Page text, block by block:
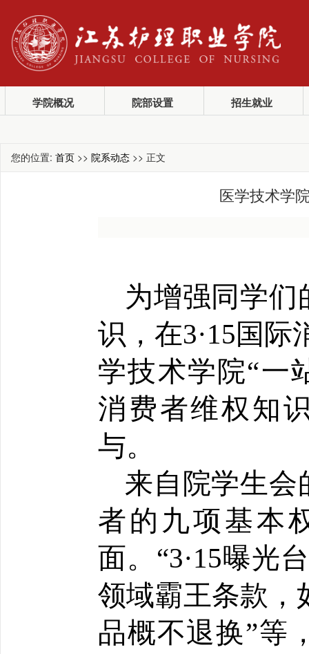
学院概况 院部设置 招生就业
您的位置: 首页 >> 院系动态 >> 正文
医学技术学
识，在3·15国际
学技术学院“一
消费者维权知
与。
者的九项基本
面。“3·15曝光
领域霸王条款，
品概不退换”等